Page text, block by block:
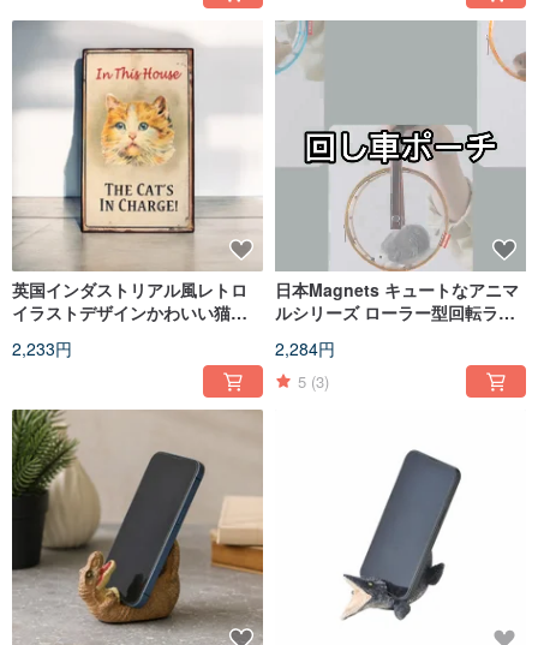
英国インダストリアル風レトロ
イラストデ​​ザインかわいい猫面
in the House）
2,233円
日本Magnets キュートなアニマ
ルシリーズ ローラー型回転ラン
2,284円
5 (3)